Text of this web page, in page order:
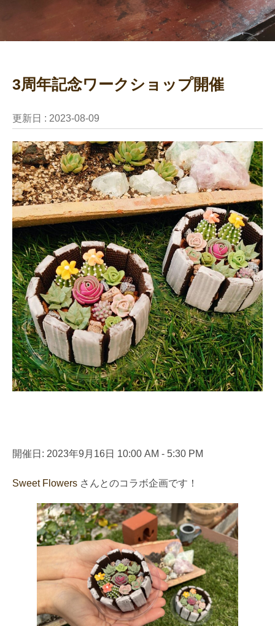
3周年記念ワークショップ開催
更新日 : 2023-08-09
開催日: 2023年9月16日 10:00 AM - 5:30 PM
Sweet Flowers さんとのコラボ企画です！